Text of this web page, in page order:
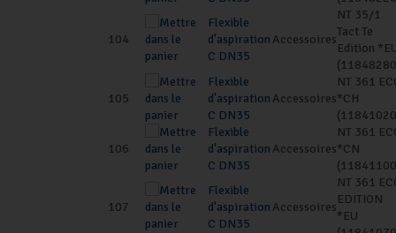
104
Flexible
d'aspiration
C DN35
Accessoires
NT 35/1
Tact Te
Edition
105
Flexible
d'aspiration
C DN35
Accessoires
NT 361
*CH
106
Flexible
d'aspiration
C DN35
Accessoires
NT 361
*CN
107
Flexible
d'aspiration
C DN35
Accessoires
NT 361
EDITION
*EU